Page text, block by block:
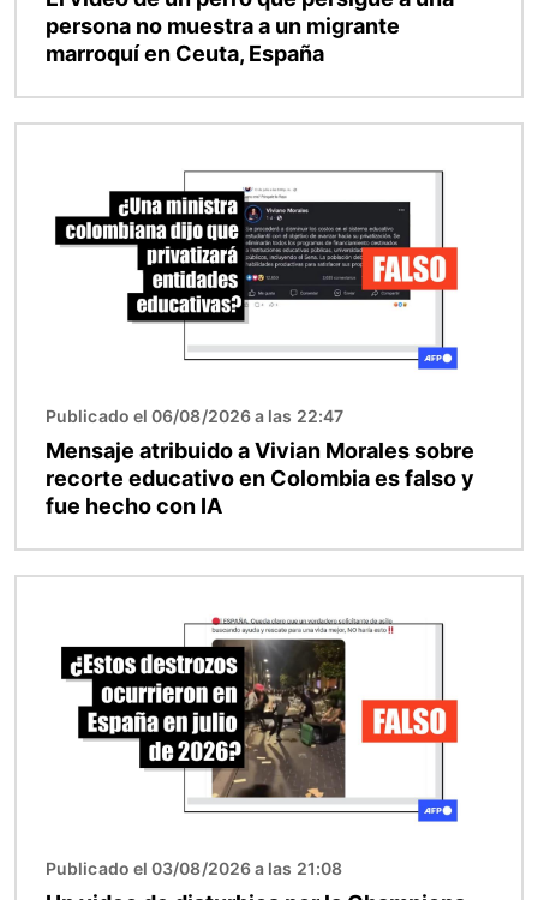
persona no muestra a un migrante
marroquí en Ceuta, España
Publicado el 06/08/2026 a las 22:47
Mensaje atribuido a Vivian Morales sobre
recorte educativo en Colombia es falso y
fue hecho con IA
Publicado el 03/08/2026 a las 21:08